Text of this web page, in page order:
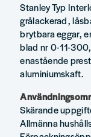
Stanley Typ
grålackerad,
brytbara eggar,
blad nr 0-11-
enastående
aluminiumskaft.
Skärande
Allmänna